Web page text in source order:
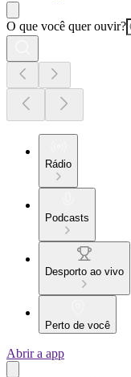
O que você quer ouvir?
Rádio
Podcasts
Desporto ao vivo
Perto de você
Abrir a app